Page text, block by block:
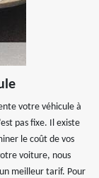
votre véhicule à
pas fixe. Il existe
le coût de vos
voiture, nous
meilleur tarif. Pour